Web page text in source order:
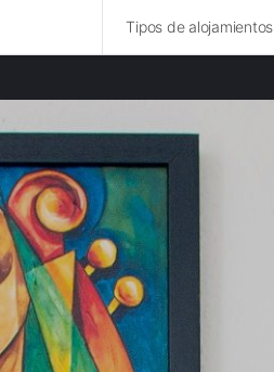
Tipos de alojamientos
en Dublín provincia
en Glasgow provincia
en Conwy provincia
en Galway provincia
en Edimburgo provincia
en Lancashire provincia